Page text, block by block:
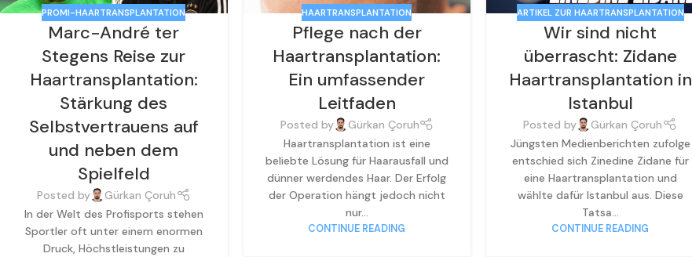
PROMI-HAARTRANSPLANTATION
Marc-André ter
Stegens Reise zur
Haartransplantation:
Stärkung des
Selbstvertrauens auf
und neben dem
Spielfeld
Posted by
Gürkan Çoruh
In der Welt des Profisports stehen
Sportler oft unter einem enormen
Druck, Höchstleistungen zu
HAARTRANSPLANTATION
Pflege nach der
Haartransplantation:
Ein umfassender
Leitfaden
Posted by
Gürkan Çoruh
Haartransplantation ist eine
beliebte Lösung für Haarausfall und
dünner werdendes Haar. Der Erfolg
der Operation hängt jedoch nicht
nur...
CONTINUE READING
ARTIKEL ZUR HAARTRANSPLANTATION
Wir sind nicht
überrascht: Zidane
Haartransplantation in
Istanbul
Posted by
Gürkan Çoruh
Jüngsten Medienberichten zufolge
entschied sich Zinedine Zidane für
eine Haartransplantation und
wählte dafür Istanbul aus. Diese
Tatsa...
CONTINUE READING